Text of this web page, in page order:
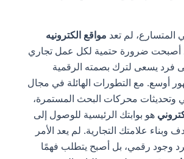
المتسارع، لم تعدمواقع الكترونيه
أصبحت ضرورة حتمية لكل عمل تجاري
يسعى لترك بصمته الرقمية
أوسع. مع التطورات الهائلة في مجال
وتحديثات محركات البحث المستمرة،
هو بوابتك الرئيسية للوصول إلى
علامتك التجارية. لم يعد الأمر
وجود رقمي، بل أصبح يتطلب فهمًا